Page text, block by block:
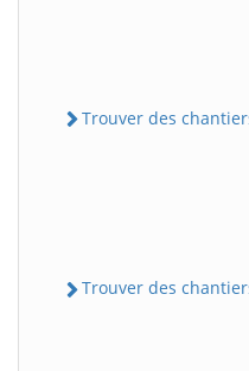
Trouver des
Trouver des